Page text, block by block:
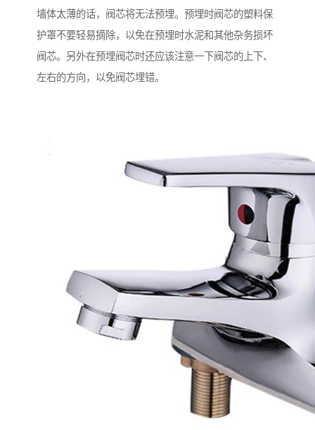
墙体太薄的话，阀芯将无法预埋。预埋时阀芯的塑料保
护罩不要轻易摘除，以免在预埋时水泥和其他杂务损坏
阀芯。另外在预埋阀芯时还应该注意一下阀芯的上下、
左右的方向，以免阀芯埋错。